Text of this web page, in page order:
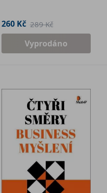
260 Kč 289 Kč
Vyprodáno